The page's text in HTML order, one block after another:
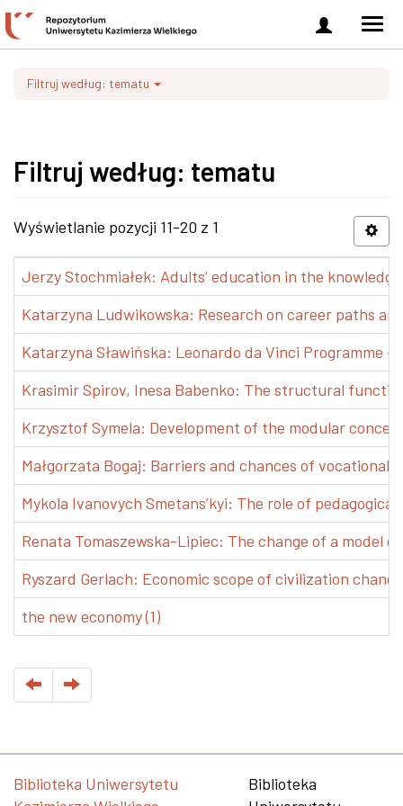
Zaloguj
się
Filtruj według: tematu
Filtruj według: tematu
Wyświetlanie pozycji 11-20 z 1
Jerzy Stochmiałek: Adults’ education in the
Katarzyna Ludwikowska: Research on career paths
Katarzyna Sławińska: Leonardo da Vinci Programme
Krasimir Spirov, Inesa Babenko: The structural
Krzysztof Symela: Development of the modular
Małgorzata Bogaj: Barriers and chances of vocational
Mykola Ivanovych Smetans’kyi: The role of
Renata Tomaszewska-Lipiec: The change of a model
Ryszard Gerlach: Economic scope of civilization
the new economy (1)
Biblioteka Uniwersytetu
Biblioteka